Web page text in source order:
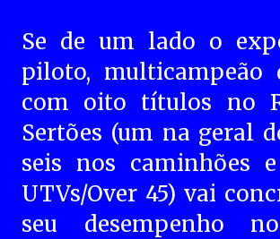
Se de um lado o
piloto, multicampeão
com oito títulos no
Sertões (um na geral
seis nos caminhões
UTVs/Over 45) vai
seu desempenho